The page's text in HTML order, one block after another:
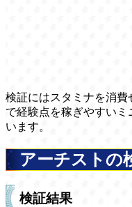
検証にはスタミナを消
で経験点を稼ぎやすいミ
います。
アーチストの
検証結果